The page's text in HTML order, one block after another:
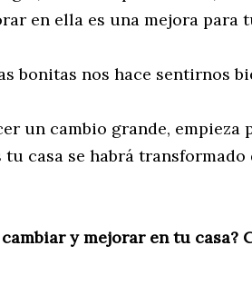
en ella es una mejora para
bonitas nos hace sentirnos
un cambio grande, empieza
tu casa se habrá
y mejorar en tu casa?